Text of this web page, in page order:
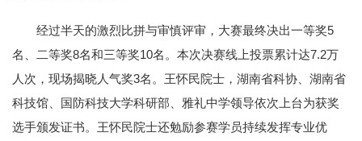
经过半天的激烈比拼与审慎评审，大赛最终决出一等奖5
名、二等奖8名和三等奖10名。本次决赛线上投票累计达7.2万
人次，现场揭晓人气奖3名。王怀民院士，湖南省科协、湖南省
科技馆、国防科技大学科研部、雅礼中学领导依次上台为获奖
选手颁发证书。王怀民院士还勉励参赛学员持续发挥专业优